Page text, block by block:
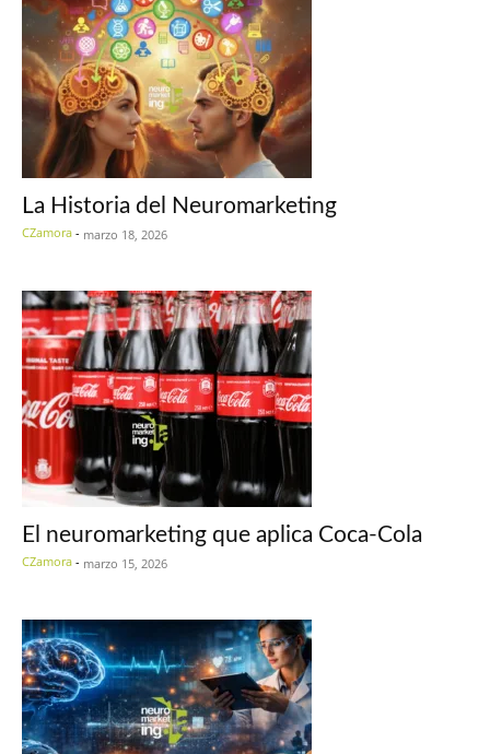
La Historia del Neuromarketing
CZamora - marzo 18, 2026
El neuromarketing que aplica Coca-Cola
CZamora - marzo 15, 2026